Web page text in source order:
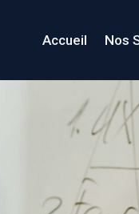
Accueil Nos